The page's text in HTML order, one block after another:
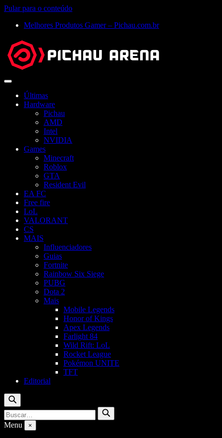
Pular para o conteúdo
Melhores Produtos Gamer – Pichau.com.br
Abrir
Últimas
Hardware
Pichau
AMD
Intel
NVIDIA
Games
Minecraft
Roblox
GTA
Resident Evil
EA FC
Free fire
LoL
VALORANT
CS
MAIS
Influenciadores
Guias
Fortnite
Rainbow Six Siege
PUBG
Dota 2
Mais
Mobile Legends
Honor of Kings
Apex Legends
Farlight 84
Wild Rift: LoL
Rocket League
Pokémon UNITE
TFT
Editorial
Buscar
Buscar
por:
Buscar
Menu ×